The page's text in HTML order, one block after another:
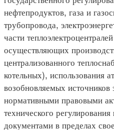
нефтепродуктов, газа и
трубопровода,
части
осуществляющих
централизованного
котельных), использования
возобновляемых источников
нормативными правовыми
технического
документами в пределах